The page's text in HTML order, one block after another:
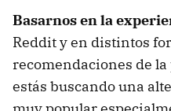
Basarnos en la
Reddit y en distintos
recomendaciones de
estás buscando una